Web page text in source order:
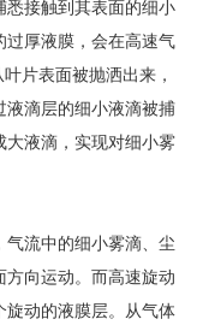
悉接触到其表面的细小
过厚液膜，会在高速气
片表面被抛洒出来，
液滴层的细小液滴被捕
大液滴，实现对细小雾
流中的细小雾滴、尘
向运动。而高速旋动
旋动的液膜层。从气体